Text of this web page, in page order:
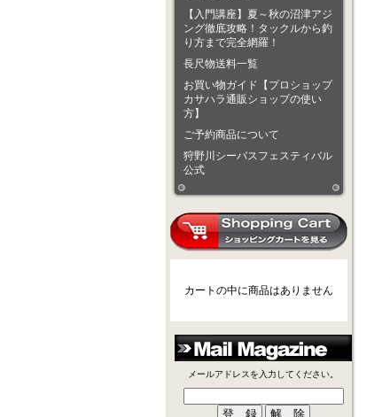
【入門講座】夏～秋の沼津アジ
ング徹底攻略！タックルから釣
り方まで完全網羅！
長尺物送料一覧
お買い物ガイド【プロショップ
カサハラ通販ショップの使い
方】
ご予約商品について
狩野川シーバスフェスティバル
公式
カートの中に商品はありません
メールアドレスを入力してください。